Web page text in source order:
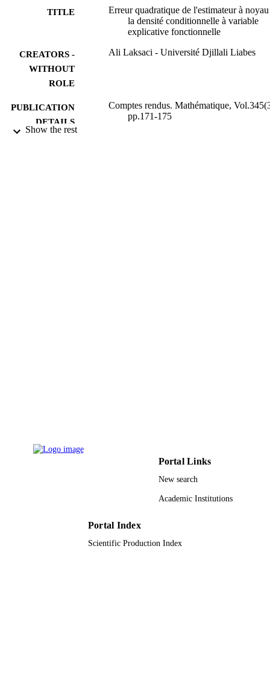
TITLE
Erreur quadratique de l'estimateur à
la densité conditionnelle à variable
explicative fonctionnelle
CREATORS -
WITHOUT
ROLE
Ali Laksaci - Université Djillali Liabes
PUBLICATION
DETAILS
Comptes rendus. Mathématique,
pp.171-175
Show the rest
Portal Links
New search
Academic Institutions
Portal Index
Scientific Production Index